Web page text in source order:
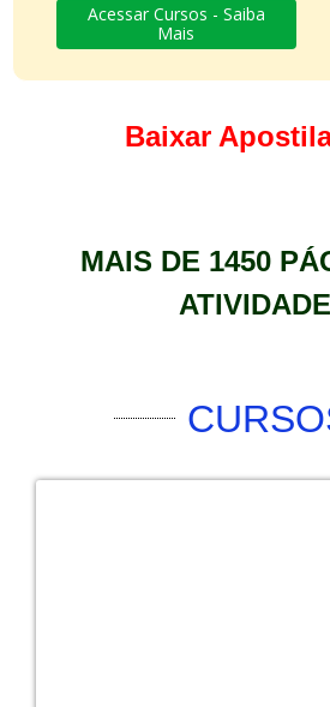
Acessar Cursos - Saiba
Mais
Baixar
MAIS DE 1450